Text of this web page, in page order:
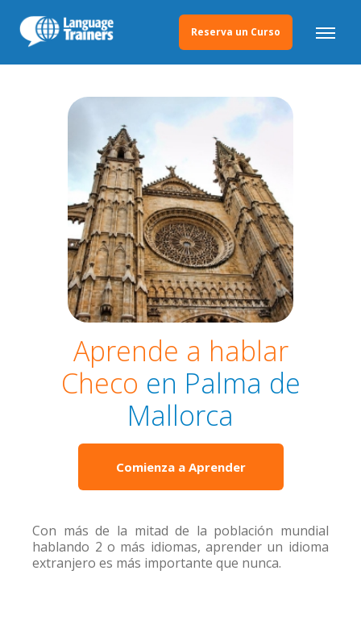
Reserva un Curso
Aprende a hablar
Checo en Palma de
Mallorca
Comienza a Aprender
Con más de la mitad de la población mundial
hablando 2 o más idiomas, aprender un idioma
extranjero es más importante que nunca.